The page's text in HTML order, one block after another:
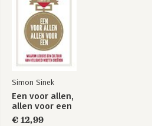
Simon Sinek
Een voor allen,
allen voor een
€ 12,99